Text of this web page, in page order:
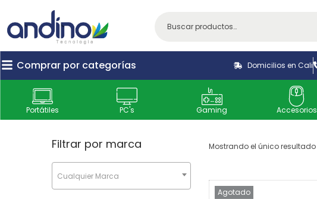
Comprar por categorías Domicilios en Cali
Portátiles PC's Gaming Accesorios
Mostrando el único resultado
Agotado
Filtrar por marca
Cualquier Marca